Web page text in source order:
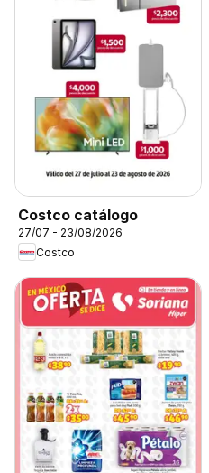
Costco catálogo
27/07 - 23/08/2026
Costco